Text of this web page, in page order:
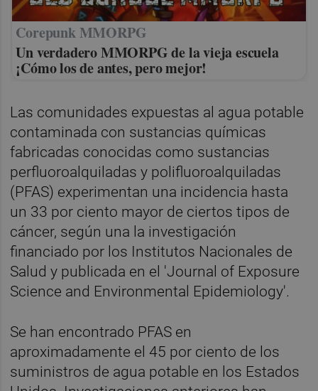
Corepunk MMORPG
Un verdadero MMORPG de la vieja escuela
¡Cómo los de antes, pero mejor!
Las comunidades expuestas al agua potable
contaminada con sustancias químicas
fabricadas conocidas como sustancias
perfluoroalquiladas y polifluoroalquiladas
(PFAS) experimentan una incidencia hasta
un 33 por ciento mayor de ciertos tipos de
cáncer, según una la investigación
financiado por los Institutos Nacionales de
Salud y publicada en el 'Journal of Exposure
Science and Environmental Epidemiology'.
Se han encontrado PFAS en
aproximadamente el 45 por ciento de los
suministros de agua potable en los Estados